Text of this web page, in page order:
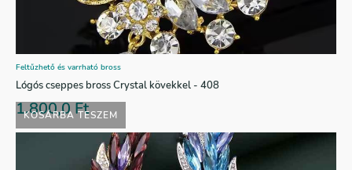
KOSÁRBA TESZEM
Feltűzhető és varrható bross
Lógós cseppes bross Crystal kövekkel - 408
1.800,0Ft